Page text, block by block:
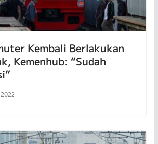
Kembali Berlakukan
Kemenhub: “Sudah